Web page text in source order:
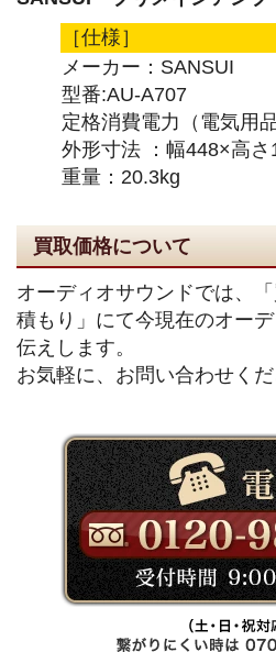
［仕様］
メーカー：SANSUI
型番:AU-A707
定格消費電力（電気用
外形寸法 ：幅448×高
重量：20.3kg
買取価格について
オーディオサウンドでは、
積もり」にて今現在のオー
伝えします。
お気軽に、お問い合わせくだ